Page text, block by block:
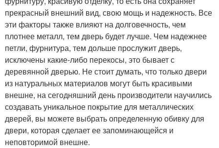
прекрасный внешний вид, свою мощь и надежность. Все
эти факторы также влияют на долговечность, чем
плотнее металл, тем дверь будет лучше. Чем надежнее
петли, фурнитура, тем дольше прослужит дверь,
исключены какие-либо перекосы, это бывает с
деревянной дверью. Не стоит думать, что только двери
из натуральных материалов могут быть красивыми
внешне, на сегодняшний день производители научились
создавать уникальное покрытие для металлических
дверей, вы можете выбрать определенную обивку для
двери, которая сделает ее запоминающейся и
неповторимой внешне.